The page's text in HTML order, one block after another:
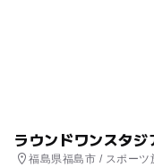
ラウンドワンスタジ
福島県福島市 / スポーツ